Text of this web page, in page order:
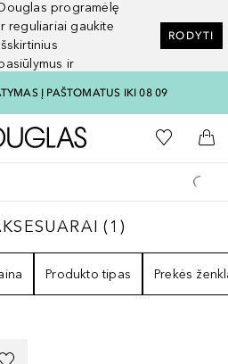
programėlę
reguliariai gaukite
ir
RODYTI
Į PAŠTOMATUS IKI 08 09
Į Douglas pagrindinį
Į mano
Į
AKSESUARAI 1
(1 )
Produkto tipas Prekės